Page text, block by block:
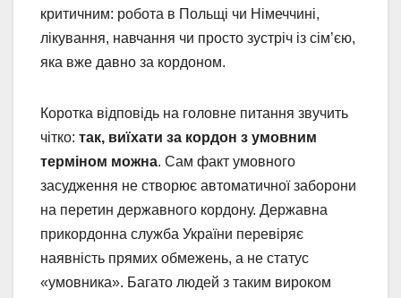
критичним: робота в Польщі чи Німеччині,
лікування, навчання чи просто зустріч із сім’єю,
яка вже давно за кордоном.
Коротка відповідь на головне питання звучить
чітко: так, виїхати за кордон з умовним
терміном можна. Сам факт умовного
засудження не створює автоматичної заборони
на перетин державного кордону. Державна
прикордонна служба України перевіряє
наявність прямих обмежень, а не статус
«умовника». Багато людей з таким вироком